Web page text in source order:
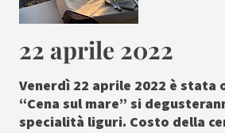
22 aprile 2022
Venerdì 22 aprile 2022 è stata
“Cena sul mare” si
specialità liguri. Costo della